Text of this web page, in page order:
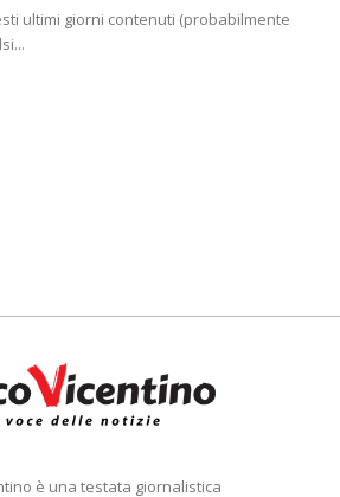
ultimi giorni contenuti (probabilmente
è una testata giornalistica